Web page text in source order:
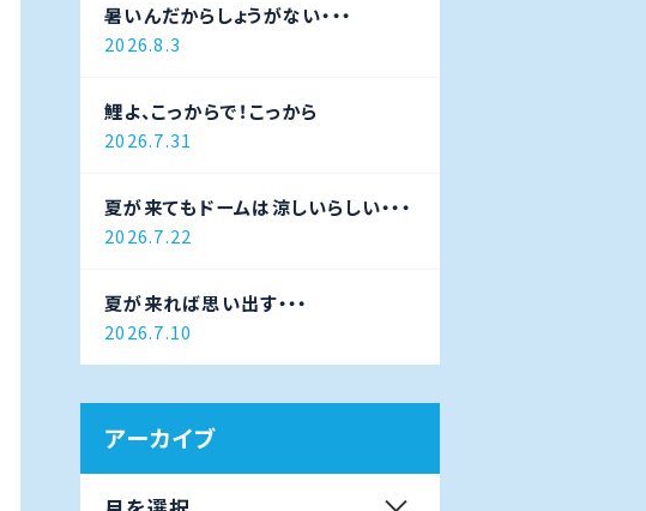
暑いんだからしょうがない・・・
2026.8.3
鯉よ、こっからで！こっから
2026.7.31
夏が来てもドームは涼しいらしい・・・
2026.7.22
夏が来れば思い出す・・・
2026.7.10
アーカイブ